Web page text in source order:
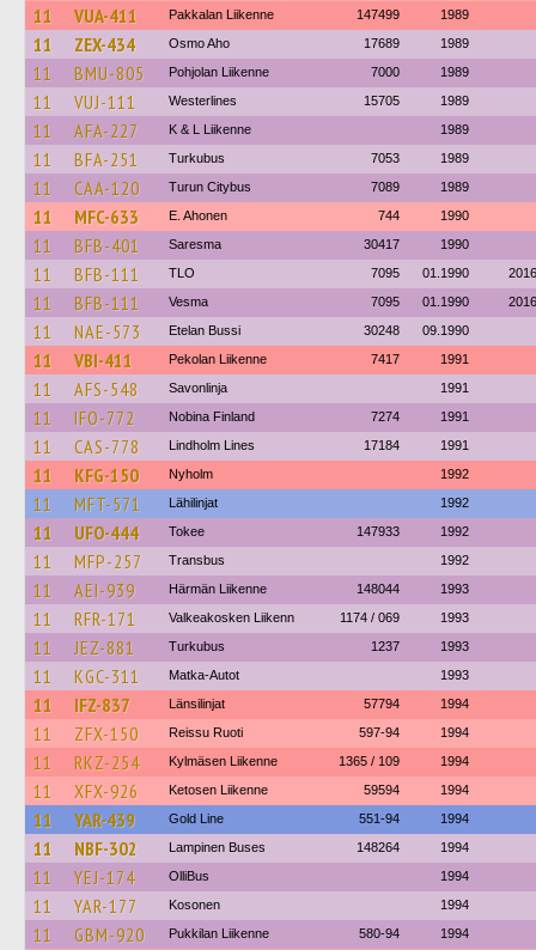
11 VUA-411 Pakkalan Liikenne 147499 1989
11 ZEX-434 Osmo Aho 17689 1989
11 BMU-805 Pohjolan Liikenne 7000 1989
11 VUJ-111 Westerlines 15705 1989
11 AFA-227 K & L Liikenne 1989
11 BFA-251 Turkubus 7053 1989
11 CAA-120 Turun Citybus 7089 1989
11 MFC-633 E. Ahonen 744 1990
11 BFB-401 Saresma 30417 1990
11 BFB-111 TLO 7095 01.1990 2016
11 BFB-111 Vesma 7095 01.1990 2016
11 NAE-573 Etelan Bussi 30248 09.1990
11 VBI-411 Pekolan Liikenne 7417 1991
11 AFS-548 Savonlinja 1991
11 IFO-772 Nobina Finland 7274 1991
11 CAS-778 Lindholm Lines 17184 1991
11 KFG-150 Nyholm 1992
11 MFT-571 Lähilinjat 1992
11 UFO-444 Tokee 147933 1992
11 MFP-257 Transbus 1992
11 AEI-939 Härmän Liikenne 148044 1993
11 RFR-171 Valkeakosken Liikenn 1174 / 069 1993
11 JEZ-881 Turkubus 1237 1993
11 KGC-311 Matka-Autot 1993
11 IFZ-837 Länsilinjat 57794 1994
11 ZFX-150 Reissu Ruoti 597-94 1994
11 RKZ-254 Kylmäsen Liikenne 1365 / 109 1994
11 XFX-926 Ketosen Liikenne 59594 1994
11 YAR-439 Gold Line 551-94 1994
11 NBF-302 Lampinen Buses 148264 1994
11 YEJ-174 OlliBus 1994
11 YAR-177 Kosonen 1994
11 GBM-920 Pukkilan Liikenne 580-94 1994